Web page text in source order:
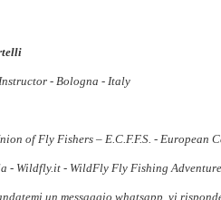
- Bologna - Italy
of Fly Fishers – E.C.F.F.S. - European
- Wildfly.it - WildFly Fly Fishing
un messaggio whatsapp, vi